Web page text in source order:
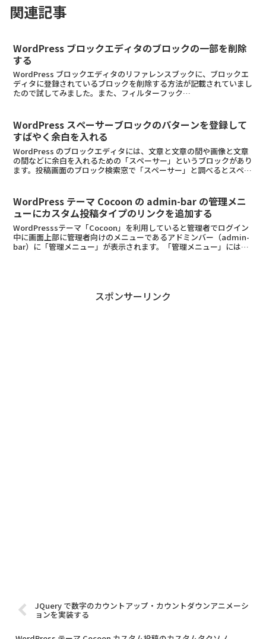
関連記事
WordPress ブロックエディタのブロックの一部を削除
する
WordPress ブロックエディタのリファレンスブックに、ブロックエ
ディタに登録されているブロックを削除する方法が記載されていまし
たので試してみました。また、フィルターフック
WordPress スペーサーブロックのパターンを登録して
すばやく余白を入れる
WordPress のブロックエディタには、文章と文章の間や画像と文章
の間などに余白を入れるための「スペーサー」というブロックがあり
ます。投稿画面のブロック検索窓で「スペーサー」と調べるとスペー
WordPress テーマ Cocoon の admin-bar の管理メニ
ューにカスタム投稿タイプのリンクを追加する
WordPresssテーマ「Cocoon」を利用していると管理者でログイン
中に画面上部に管理者向けのメニューであるアドミンバー（admin-
bar）に「管理メニュー」が表示されます。「管理メニュー」にはダ
スポンサーリンク
JQuery で数字のカウントアップ・カウントダウンアニメーシ
ョンを実装する